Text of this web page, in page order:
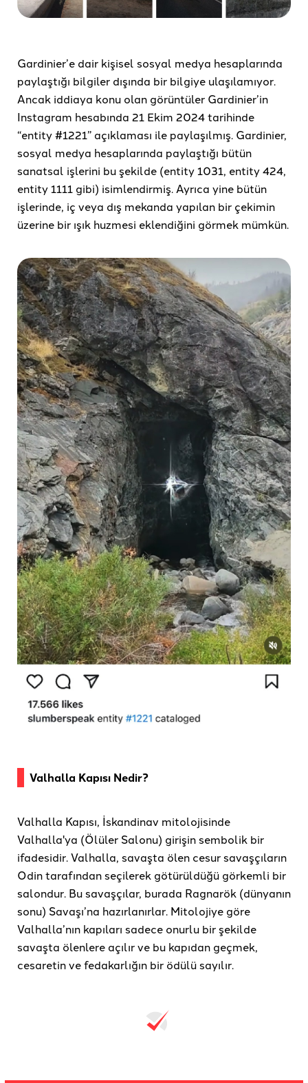
Gardinier’e dair kişisel sosyal medya hesaplarında
paylaştığı bilgiler dışında bir bilgiye ulaşılamıyor.
Ancak iddiaya konu olan görüntüler Gardinier’in
Instagram hesabında 21 Ekim 2024 tarihinde
“entity #1221” açıklaması ile paylaşılmış. Gardinier,
sosyal medya hesaplarında paylaştığı bütün
sanatsal işlerini bu şekilde (entity 1031, entity 424,
entity 1111 gibi) isimlendirmiş. Ayrıca yine bütün
işlerinde, iç veya dış mekanda yapılan bir çekimin
üzerine bir ışık huzmesi eklendiğini görmek mümkün.
Valhalla Kapısı Nedir?
Valhalla Kapısı, İskandinav mitolojisinde
Valhalla'ya (Ölüler Salonu) girişin sembolik bir
ifadesidir. Valhalla, savaşta ölen cesur savaşçıların
Odin tarafından seçilerek götürüldüğü görkemli bir
salondur. Bu savaşçılar, burada Ragnarök (dünyanın
sonu) Savaşı’na hazırlanırlar. Mitolojiye göre
Valhalla’nın kapıları sadece onurlu bir şekilde
savaşta ölenlere açılır ve bu kapıdan geçmek,
cesaretin ve fedakarlığın bir ödülü sayılır.